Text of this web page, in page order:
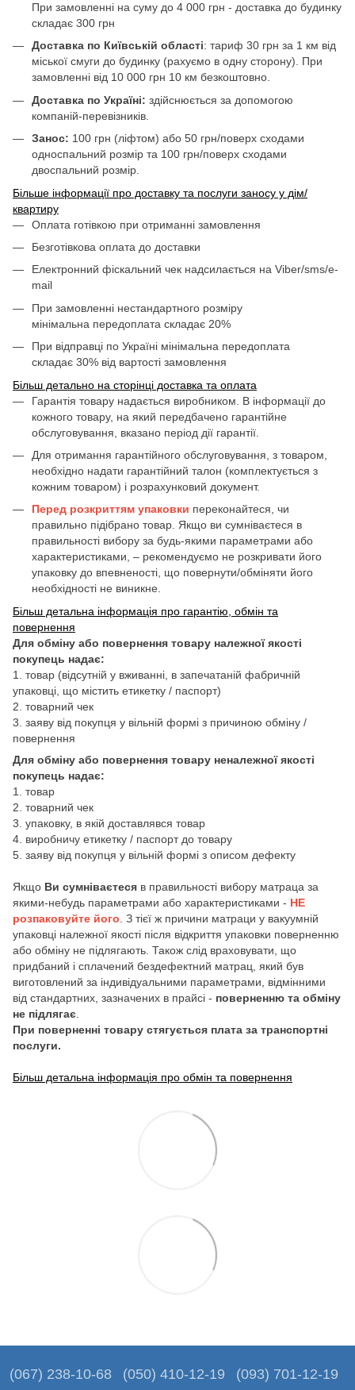
При замовленні на суму до 4 000 грн - доставка до будинку
складає 300 грн
Доставка по Київській області: тариф 30 грн за 1 км від
міської смуги до будинку (рахуємо в одну сторону). При
замовленні від 10 000 грн 10 км безкоштовно.
Доставка по Україні: здійснюється за допомогою
компаній-перевізників.
Занос: 100 грн (ліфтом) або 50 грн/поверх сходами
односпальний розмір та 100 грн/поверх сходами
двоспальний розмір.
Більше інформації про доставку та послуги заносу у дім/
квартиру
Оплата готівкою при отриманні замовлення
Безготівкова оплата до доставки
Електронний фіскальний чек надсилається на Viber/sms/e-
mail
При замовленні нестандартного розміру
мінімальна передоплата складає 20%
При відправці по Україні мінімальна передоплата
складає 30% від вартості замовлення
Більш детально на сторінці доставка та оплата
Гарантія товару надається виробником. В інформації до
кожного товару, на який передбачено гарантійне
обслуговування, вказано період дії гарантії.
Для отримання гарантійного обслуговування, з товаром,
необхідно надати гарантійний талон (комплектується з
кожним товаром) і розрахунковий документ.
Перед розкриттям упаковки переконайтеся, чи
правильно підібрано товар. Якщо ви сумніваєтеся в
правильності вибору за будь-якими параметрами або
характеристиками, – рекомендуємо не розкривати його
упаковку до впевненості, що повернути/обміняти його
необхідності не виникне.
Більш детальна інформація про гарантію, обмін та
повернення
Для обміну або повернення товару належної якості
покупець надає:
1. товар (відсутній у вживанні, в запечатаній фабричній
упаковці, що містить етикетку / паспорт)
2. товарний чек
3. заяву від покупця у вільній формі з причиною обміну /
повернення
Для обміну або повернення товару неналежної якості
покупець надає:
1. товар
2. товарний чек
3. упаковку, в якій доставлявся товар
4. виробничу етикетку / паспорт до товару
5. заяву від покупця у вільній формі з описом дефекту
Якщо Ви сумніваєтеся в правильності вибору матраца за
якими-небудь параметрами або характеристиками - НЕ
розпаковуйте його . З тієї ж причини матраци у вакуумній
упаковці належної якості після відкриття упаковки поверненню
або обміну не підлягають. Також слід враховувати, що
придбаний і сплачений бездефектний матрац, який був
виготовлений за індивідуальними параметрами, відмінними
від стандартних, зазначених в прайсі - поверненню та обміну
не підлягає
При поверненні товару стягується плата за транспортні
послуги.
Більш детальна інформація про обмін та повернення
(067) 238-10-68 (050) 410-12-19 (093) 701-12-19